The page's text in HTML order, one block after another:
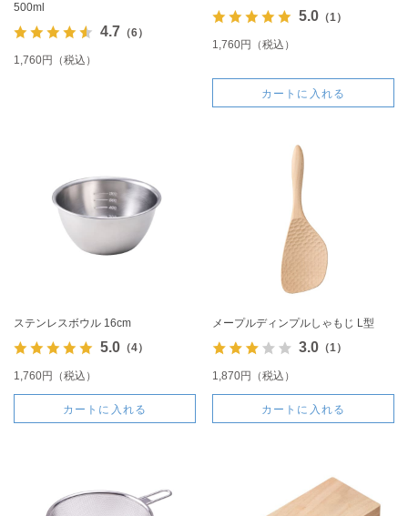
500ml
4.7 （6）
1,760円（税込）
5.0（1）
1,760円（税込）
カートに入れる
ステンレスボウル 16cm
5.0（4）
1,760円（税込）
カートに入れる
メープルディンプルしゃもじ L型
3.0（1）
1,870円（税込）
カートに入れる